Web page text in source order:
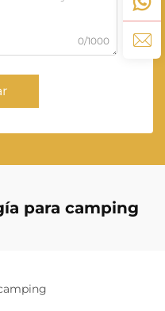
0/1000
para camping